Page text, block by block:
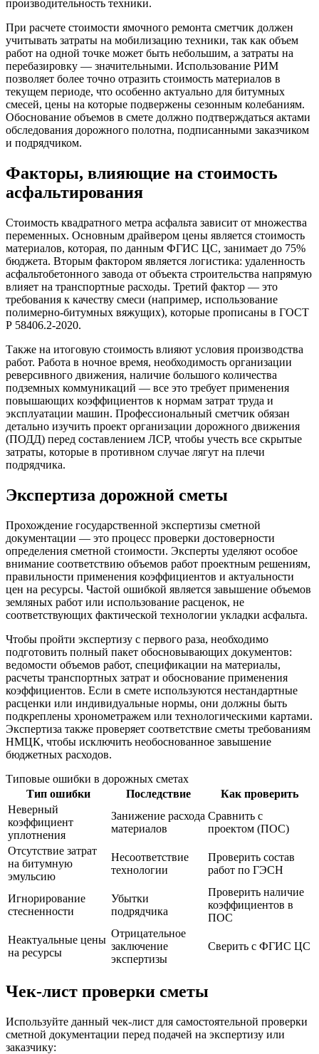
производительность техники.
При расчете стоимости ямочного ремонта сметчик должен
учитывать затраты на мобилизацию техники, так как объем
работ на одной точке может быть небольшим, а затраты на
перебазировку — значительными. Использование РИМ
позволяет более точно отразить стоимость материалов в
текущем периоде, что особенно актуально для битумных
смесей, цены на которые подвержены сезонным колебаниям.
Обоснование объемов в смете должно подтверждаться актами
обследования дорожного полотна, подписанными заказчиком
и подрядчиком.
Факторы, влияющие на стоимость
асфальтирования
Стоимость квадратного метра асфальта зависит от множества
переменных. Основным драйвером цены является стоимость
материалов, которая, по данным ФГИС ЦС, занимает до 75%
бюджета. Вторым фактором является логистика: удаленность
асфальтобетонного завода от объекта строительства напрямую
влияет на транспортные расходы. Третий фактор — это
требования к качеству смеси (например, использование
полимерно-битумных вяжущих), которые прописаны в ГОСТ
Р 58406.2-2020.
Также на итоговую стоимость влияют условия производства
работ. Работа в ночное время, необходимость организации
реверсивного движения, наличие большого количества
подземных коммуникаций — все это требует применения
повышающих коэффициентов к нормам затрат труда и
эксплуатации машин. Профессиональный сметчик обязан
детально изучить проект организации дорожного движения
(ПОДД) перед составлением ЛСР, чтобы учесть все скрытые
затраты, которые в противном случае лягут на плечи
подрядчика.
Экспертиза дорожной сметы
Прохождение государственной экспертизы сметной
документации — это процесс проверки достоверности
определения сметной стоимости. Эксперты уделяют особое
внимание соответствию объемов работ проектным решениям,
правильности применения коэффициентов и актуальности
цен на ресурсы. Частой ошибкой является завышение объемов
земляных работ или использование расценок, не
соответствующих фактической технологии укладки асфальта.
Чтобы пройти экспертизу с первого раза, необходимо
подготовить полный пакет обосновывающих документов:
ведомости объемов работ, спецификации на материалы,
расчеты транспортных затрат и обоснование применения
коэффициентов. Если в смете используются нестандартные
расценки или индивидуальные нормы, они должны быть
подкреплены хронометражем или технологическими картами.
Экспертиза также проверяет соответствие сметы требованиям
НМЦК, чтобы исключить необоснованное завышение
бюджетных расходов.
Типовые ошибки в дорожных сметах
Тип ошибки
Последствие
Как проверить
Неверный
коэффициент
уплотнения
Занижение расхода
материалов
Сравнить с
проектом (ПОС)
Отсутствие затрат
на битумную
эмульсию
Несоответствие
технологии
Проверить состав
работ по ГЭСН
Игнорирование
стесненности
Убытки
подрядчика
Проверить наличие
коэффициентов в
ПОС
Неактуальные цены
на ресурсы
Отрицательное
заключение
экспертизы
Сверить с ФГИС ЦС
Чек-лист проверки сметы
Используйте данный чек-лист для самостоятельной проверки
сметной документации перед подачей на экспертизу или
заказчику: